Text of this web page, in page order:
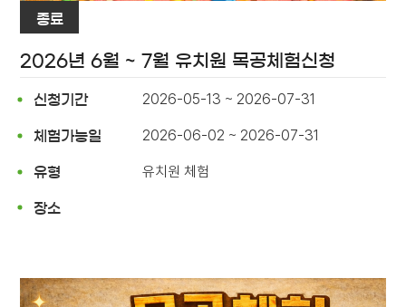
종료
2026년 6월 ~ 7월 유치원 목공체험신청
신청기간 2026-05-13 ~ 2026-07-31
체험가능일 2026-06-02 ~ 2026-07-31
유형 유치원 체험
장소